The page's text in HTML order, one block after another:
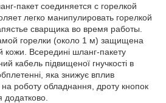
пакет соединяется с горелкой
легко манипулировать горелкой
сварщика во время работы.
горелки (около 1 м) защищена
кожи. Всередині шланг-пакету
кабель підвищеної гнучкості в
яка знижує вплив
на роботу обладнання, дроту кнопок
додатково.